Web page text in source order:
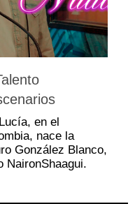
en el
nace la
González Blanco,
NaironShaagui.